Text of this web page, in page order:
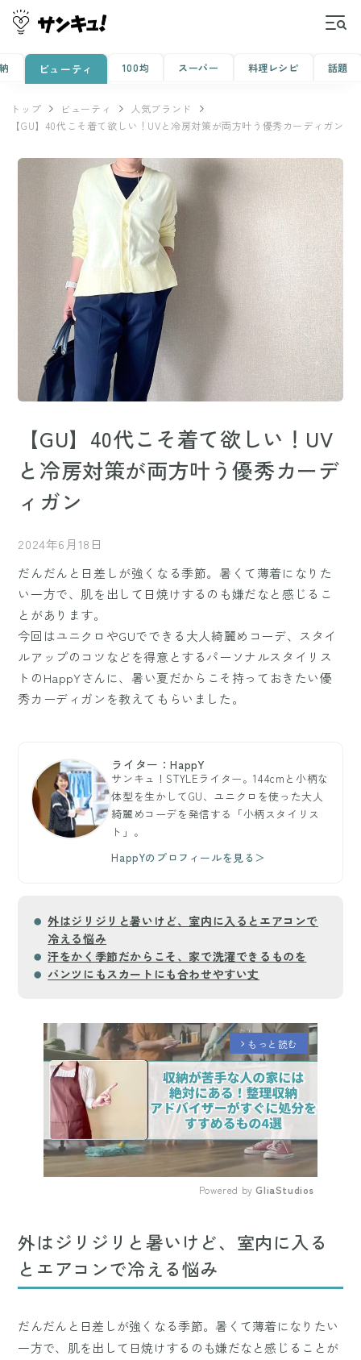
ビューティ 100均 スーパー 料理レシピ 話題
トップ ビューティ
人気ブランド
【GU】40代こそ着て欲しい！UVと冷房対策が両方叶う優秀カーディガン
【GU】40代こそ着て欲しい！UV
と冷房対策が両方叶う優秀カーデ
ィガン
2024年6月18日
だんだんと日差しが強くなる季節。暑くて薄着になりた
い一方で、肌を出して日焼けするのも嫌だなと感じるこ
とがあります。
今回はユニクロやGUでできる大人綺麗めコーデ、スタイ
ルアップのコツなどを得意とするパーソナルスタイリス
トのHappYさんに、暑い夏だからこそ持っておきたい優
秀カーディガンを教えてもらいました。
ライター：HappY
サンキュ！STYLEライター。144cmと小柄な
体型を生かしてGU、ユニクロを使った大人
綺麗めコーデを発信する「小柄スタイリス
ト」。
HappYのプロフィールを見る＞
外はジリジリと暑いけど、室内に入るとエアコンで
冷える悩み
汗をかく季節だからこそ、家で洗濯できるものを
パンツにもスカートにも合わせやすい丈
arrow_forward_ios もっと読む
Powered by GliaStudios
外はジリジリと暑いけど、室内に入る
とエアコンで冷える悩み
だんだんと日差しが強くなる季節。暑くて薄着になりたい
一方で、肌を出して日焼けするのも嫌だなと感じることが